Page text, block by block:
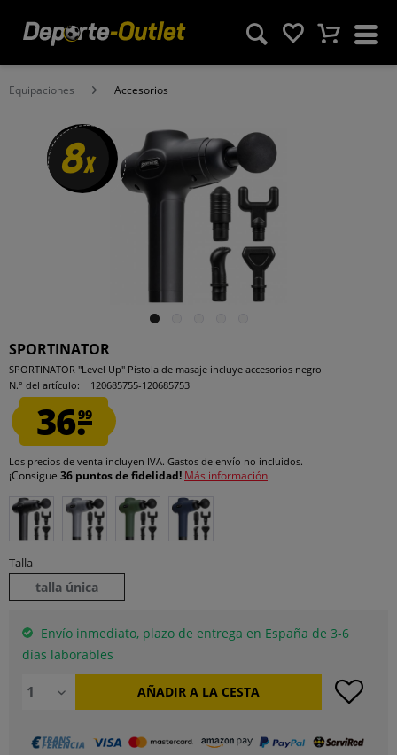
Equipaciones Accesorios
8x
SPORTINATOR
SPORTINATOR "Level Up" Pistola de masaje incluye accesorios negro
N.° del artículo:
120685755-120685753
36.99
Los precios de venta incluyen IVA. Gastos de envío no incluidos.
¡Consigue 36 puntos de fidelidad! Más información
Talla
talla única
Envío inmediato, plazo de entrega en España de 3-6
días laborables
AÑADIR A LA CESTA